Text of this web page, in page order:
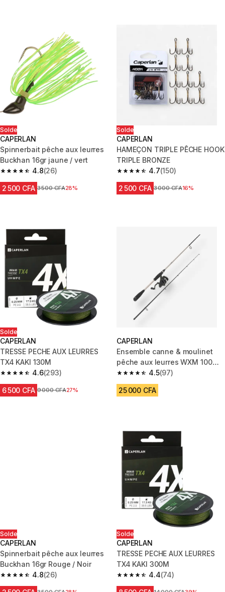
Solde
CAPERLAN
Spinnerbait pêche aux leurres
Buckhan 16gr jaune / vert
4.8
4.8 out of 5 stars from 26 reviews
(26)
2 500 CFA Prix avant réduction
3 500 CFA28%
Solde
CAPERLAN
HAMEÇON TRIPLE PÊCHE HOOK
TRIPLE BRONZE
4.7
4.7 out of 5 stars from 150
(150)
2 500 CFA Prix avant réduction
3 000 CFA16%
Solde
CAPERLAN
TRESSE PECHE AUX LEURRES
TX4 KAKI 130M
4.6
4.6 out of 5 stars from 293 reviews
(293)
6 500 CFA Prix avant réduction
9 000 CFA27%
CAPERLAN
Ensemble canne & moulinet
pêche aux leurres WXM 100
Spinning 2.40 MH 10-30g
4.5
4.5 out of 5 stars from 97
(97)
25 000 CFA
Solde
CAPERLAN
Spinnerbait pêche aux leurres
Buckhan 16gr Rouge / Noir
4.8
4.8 out of 5 stars from 26 reviews
(26)
Solde
CAPERLAN
TRESSE PECHE AUX LEURRES
TX4 KAKI 300M
4.4
4.4 out of 5 stars from 74
(74)